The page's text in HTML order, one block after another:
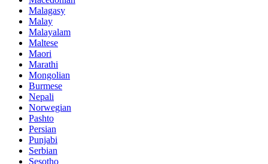
Malagasy
Malay
Malayalam
Maltese
Maori
Marathi
Mongolian
Burmese
Nepali
Norwegian
Pashto
Persian
Punjabi
Serbian
Sesotho